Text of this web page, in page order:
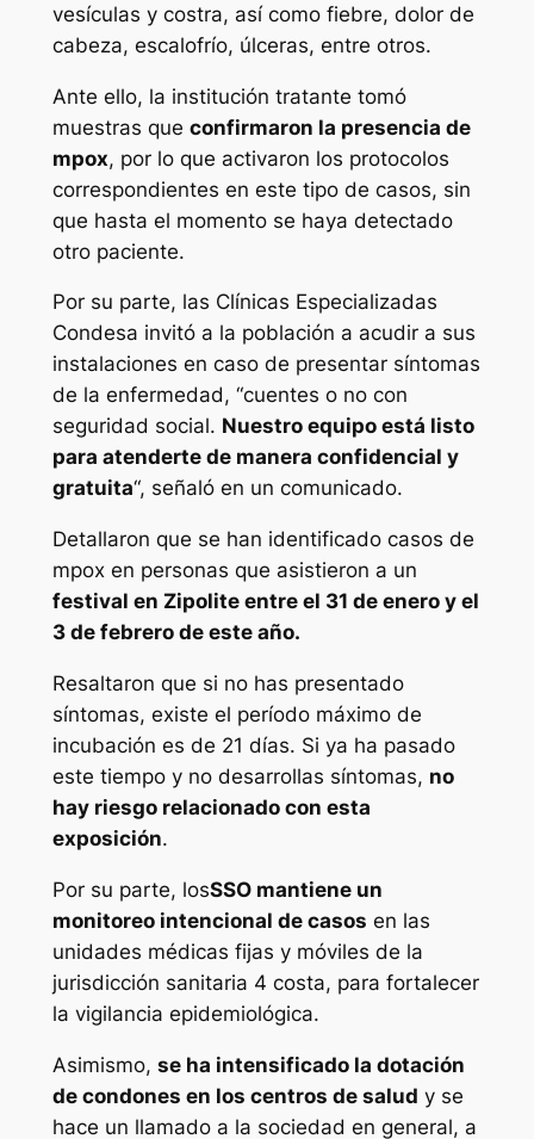
vesículas y costra, así como fiebre, dolor de
cabeza, escalofrío, úlceras, entre otros.
Ante ello, la institución tratante tomó
muestras que confirmaron la presencia de
mpox, por lo que activaron los protocolos
correspondientes en este tipo de casos, sin
que hasta el momento se haya detectado
otro paciente.
Por su parte, las Clínicas Especializadas
Condesa invitó a la población a acudir a sus
instalaciones en caso de presentar síntomas
de la enfermedad, “cuentes o no con
seguridad social. Nuestro equipo está listo
para atenderte de manera confidencial y
gratuita“, señaló en un comunicado.
Detallaron que se han identificado casos de
mpox en personas que asistieron a un
festival en Zipolite entre el 31 de enero y el
3 de febrero de este año.
Resaltaron que si no has presentado
síntomas, existe el período máximo de
incubación es de 21 días. Si ya ha pasado
este tiempo y no desarrollas síntomas, no
hay riesgo relacionado con esta
exposición.
Por su parte, losSSO mantiene un
monitoreo intencional de casos en las
unidades médicas fijas y móviles de la
jurisdicción sanitaria 4 costa, para fortalecer
la vigilancia epidemiológica.
Asimismo, se ha intensificado la dotación
de condones en los centros de salud y se
hace un llamado a la sociedad en general, a